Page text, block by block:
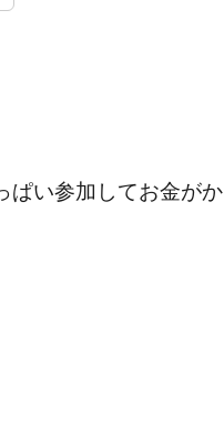
ぱい参加してお金がか